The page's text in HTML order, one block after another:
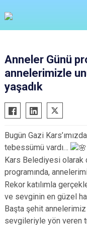
Anneler Günü
annelerimizle
yaşadık
Bugün Gazi
tebessümü vardı…
Kars Belediyesi olarak
programında,
Rekor katılımla
ve sevginin en güzel
Başta şehit
sevgileriyle yön veren